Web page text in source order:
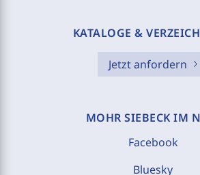
KATALOGE &
Jetzt anfordern
MOHR SIEBECK IM
Facebook
Bluesky